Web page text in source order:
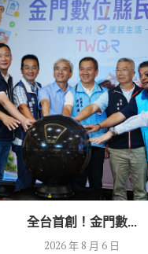
全台首創！金門數...
2026 年 8 月 6 日